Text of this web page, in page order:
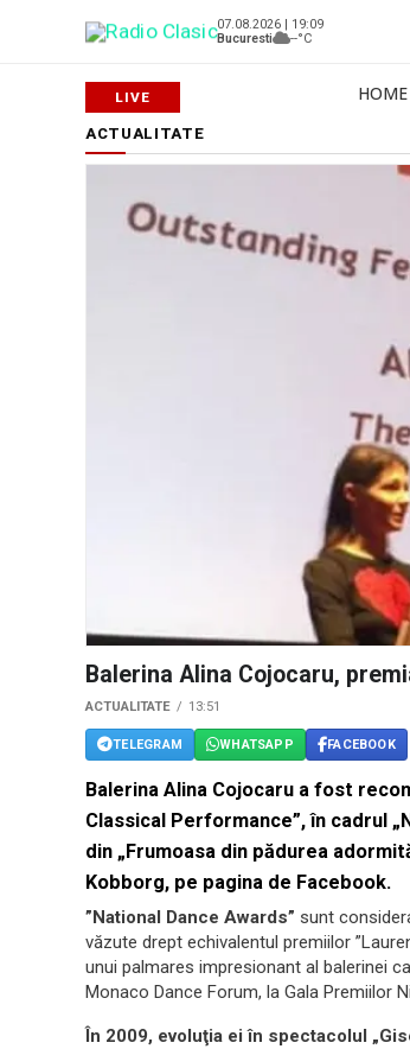
07.08.2026 | 19:09
Bucuresti
--°C
HOME
ACTUALITATE
Balerina Alina Cojocaru,
ACTUALITATE 13:51
TELEGRAM WHATSAPP FACEBOOK
Balerina Alina Cojocaru a fost
Classical Performance”, în cadrul
din „Frumoasa din pădurea
Kobborg, pe pagina de Facebook.
”National Dance Awards” sunt
văzute drept echivalentul premiilor
unui palmares impresionant al balerinei
Monaco Dance Forum, la Gala Premiilor
În 2009, evoluţia ei în spectacolul